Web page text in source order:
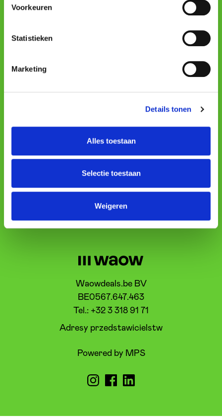
Voorkeuren
Statistieken
Marketing
Details tonen
Alles toestaan
Selectie toestaan
Weigeren
Waowdeals.be BV
BE0567.647.463
Tel.: +32 3 318 91 71
Adresy przedstawicielstw
Powered by MPS
Polityka plików cookie
Terms & Conditions
Mobile apps